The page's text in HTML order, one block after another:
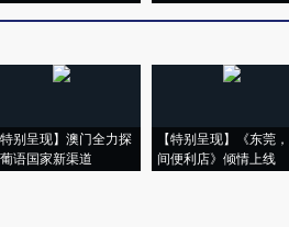
特别呈现】澳门全力探
语国家新渠道
【特别呈现】《东莞
间便利店》倾情上线